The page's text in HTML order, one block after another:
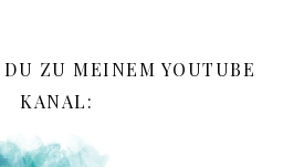
ZU MEINEM YOUTUBE
KANAL: